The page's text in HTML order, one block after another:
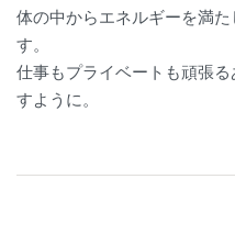
体の中からエネルギーを満
す。
仕事もプライベートも頑張
すように。